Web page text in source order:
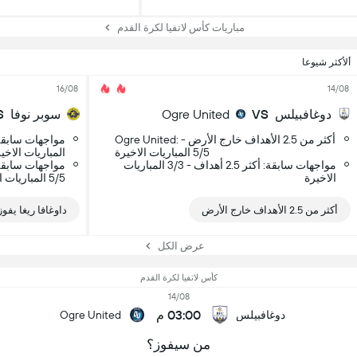
مباريات كأس لاتفيا لكرة القدم
ألأكثر شيوعا
14/08
دوغافبيلس VS
Ogre United
Ogre United: أكثر من 2.5 الأهداف خارج الأرض -
5/5 المباريات الاخيرة
مواجهات سابقة: أكثر 2.5 أهداف - 3/3 المباريات
الاخيرة
أكثر من 2.5 الأهداف خارج الأرض
16/08
سوبر نوفا
المباريات
مواجهات
5/5 المباريات الاخيرة
داوغافا ريغا
عرض الكل
كأس لاتفيا لكرة القدم
دوغافبيلس
14/08
03:00 م Ogre United
من سيفوز؟